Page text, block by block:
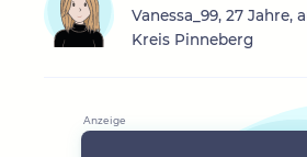
Vanessa_99, 27 Jahre,
Kreis Pinneberg